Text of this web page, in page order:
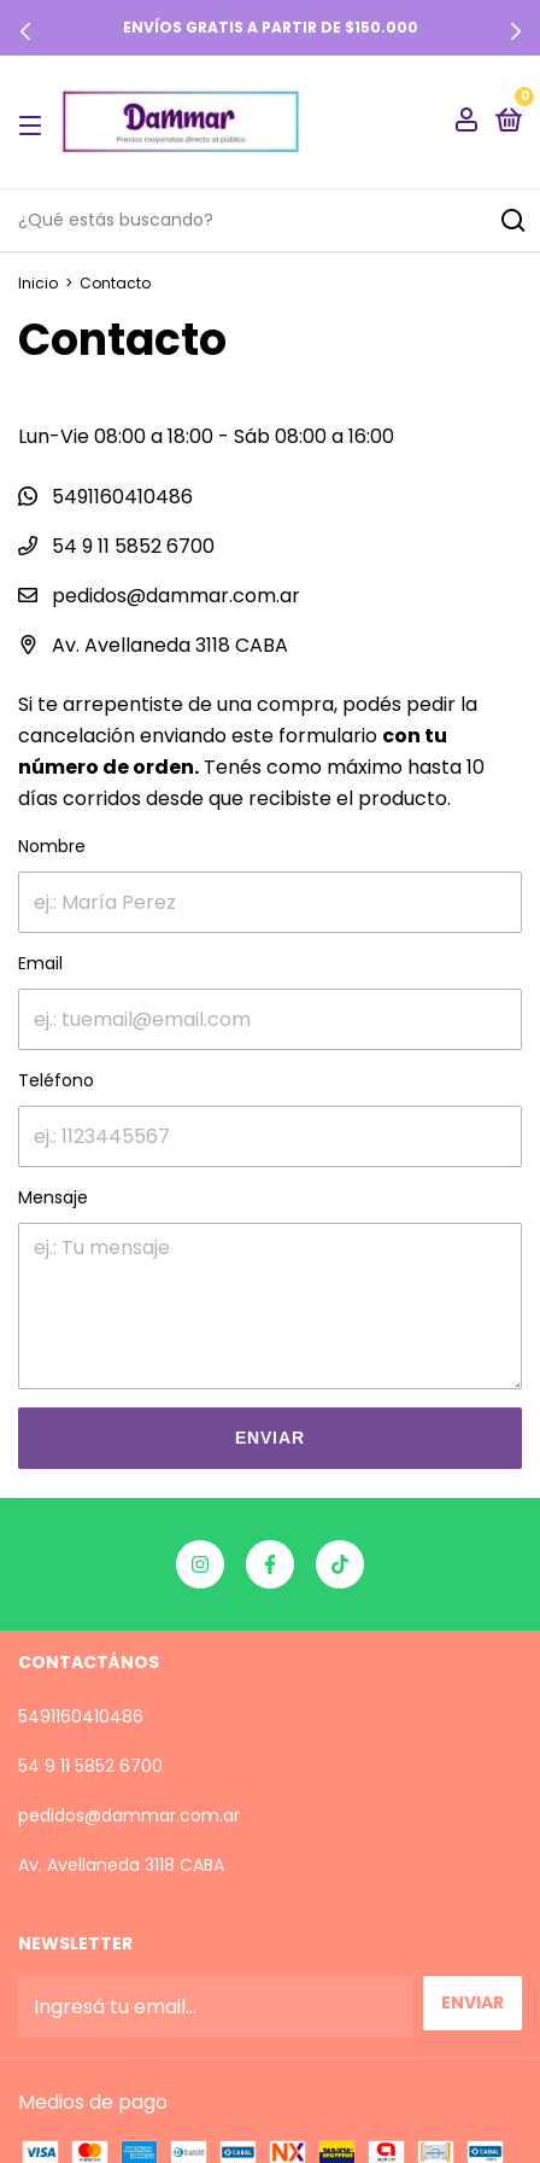
ENVÍOS GRATIS A PARTIR DE $150.000
0
Inicio > Contacto
Contacto
Lun-Vie 08:00 a 18:00 - Sáb 08:00 a 16:00
5491160410486
54 9 11 5852 6700
pedidos@dammar.com.ar
Av. Avellaneda 3118 CABA
Si te arrepentiste de una compra, podés pedir la
cancelación enviando este formulario con tu
número de orden. Tenés como máximo hasta 10
días corridos desde que recibiste el producto.
Nombre
Email
Teléfono
Mensaje
ENVIAR
CONTACTÁNOS
5491160410486
54 9 11 5852 6700
pedidos@dammar.com.ar
Av. Avellaneda 3118 CABA
NEWSLETTER
Medios de pago